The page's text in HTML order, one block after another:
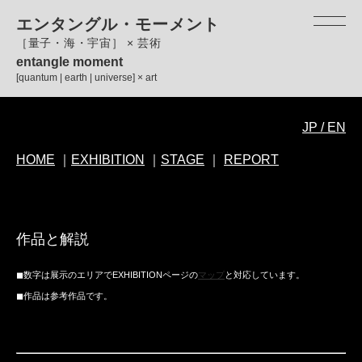
エンタングル・モーメント
［量子・海・宇宙］ × 芸術
entangle moment
[quantum | earth | universe] × art
JP / EN
HOME EXHIBITION STAGE REPORT
作品と解説
◼︎数字は展示のエリアでEXHIBITIONページのマップ と対応しています。
◼︎​作品は参考作品です。